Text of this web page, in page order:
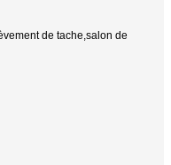
de tache,salon de